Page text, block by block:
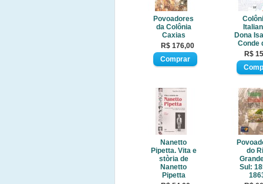
Povoadores
da Colônia
Caxias
R$ 176,00
Dona
Conde
R$
Nanetto
Pipetta. Vita e
stòria de
Nanetto
Pipetta
do
Sul: